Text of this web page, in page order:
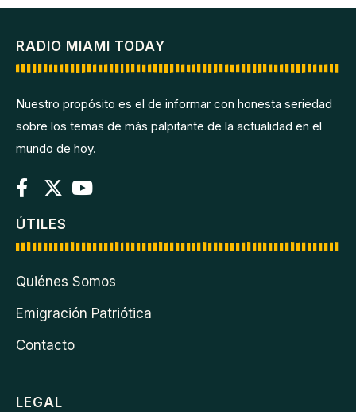
RADIO MIAMI TODAY
Nuestro propósito es el de informar con honesta seriedad
sobre los temas de más palpitante de la actualidad en el
mundo de hoy.
ÚTILES
Quiénes Somos
Emigración Patriótica
Contacto
LEGAL